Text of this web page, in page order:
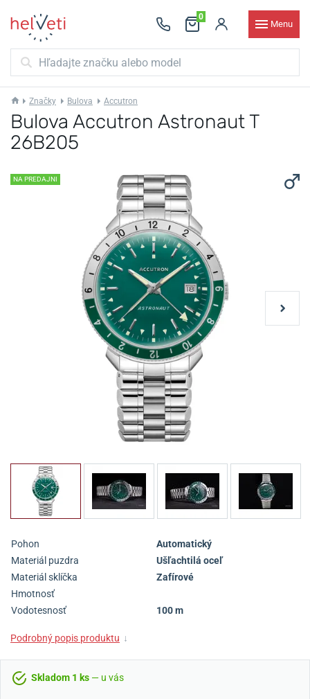
0
Menu
Značky Bulova Accutron
Bulova Accutron Astronaut T
26B205
NA PREDAJNI
Pohon
Automatický
Materiál puzdra
Ušľachtilá oceľ
Materiál sklíčka
Zafírové
Hmotnosť
Vodotesnosť
100 m
Podrobný popis produktu ↓
Skladom 1 ks — u vás